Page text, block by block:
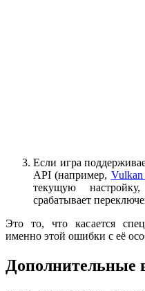
Если игра
API (например,
текущую
срабатывает
Это то, что касается
именно этой ошибки с её
Дополнительные